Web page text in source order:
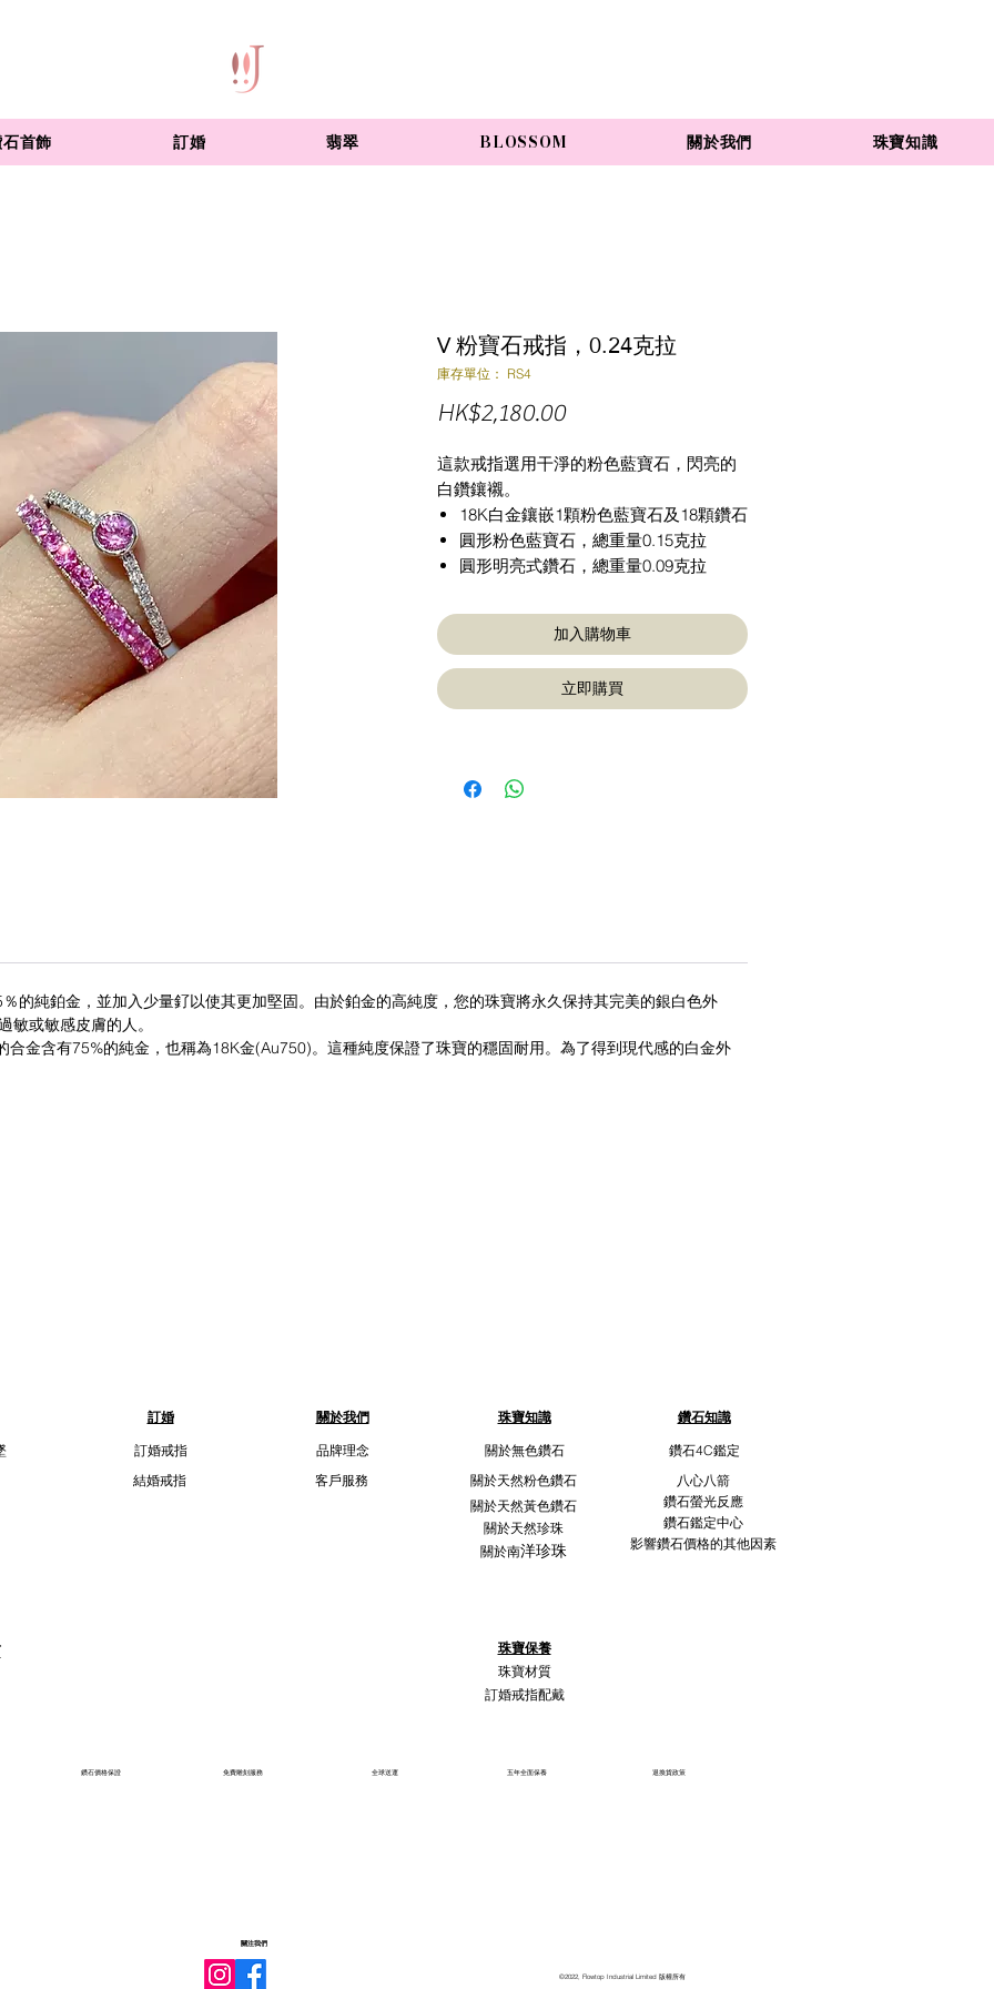
首飾 訂婚 翡翠 BLOSSOM 關於我們 珠寶知識
V 粉寶石戒指，0.24克拉
庫存單位： RS4
HK$2,180.00價
這款戒指選用干淨的粉色藍寶石，閃亮的
白鑽鑲襯。
18K白金鑲嵌1顆粉色藍寶石及18顆鑽石
圓形粉色藍寶石，總重量0.15克拉
圓形明亮式鑽石，總重量0.09克拉
加入購物車
立即購買
的純鉑金，並加入少量釕以使其更加堅固。由於鉑金的高純度，您的珠寶將永久保持其完美的銀白色外
敏或敏感皮膚的人。
合金含有75%的純金，也稱為18K金(Au750)。這種純度保證了珠寶的穩固耐用。為了得到現代感的白金外
訂婚 關於我們 珠寶知識
鑽石知識
訂婚戒指
品牌理念 關於無色鑽石
鑽石4C鑑定
結婚戒指
客戶服務 關於天然粉色鑽石
八心八箭
關於天然黃色鑽石
關於天然珍珠
鑽石螢光反應
鑽石鑑定中心
關於南洋珍珠 影響鑽石價格的其他因素
珠寶保養
珠寶材質
訂婚戒指配戴
鑽石價格保證 免費雕刻服務 全球送運 五年全面保養 退換貨政策
關注我們
©2022, Flowtop Industrial Limited 版權所有